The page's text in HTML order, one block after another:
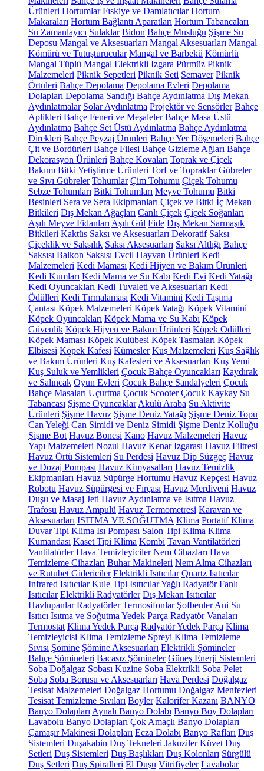
Ürünleri Hortumlar Fıskiye ve Damlatıcılar Hortum
Makaraları Hortum Bağlantı Aparatları Hortum Tabancaları
Su Zamanlayıcı Sulaklar Bidon Bahçe Musluğu Şişme Su
Deposu Mangal ve Aksesuarları Mangal Aksesuarları Mangal
Kömürü ve Tutuşturucular Mangal ve Barbekü Kömürlü
Mangal Tüplü Mangal Elektrikli Izgara Pürmüz Piknik
Malzemeleri Piknik Sepetleri Piknik Seti Semaver Piknik
Örtüleri Bahçe Depolama Depolama Evleri Depolama
Dolapları Depolama Sandığı Bahçe Aydınlatma Dış Mekan
Aydınlatmalar Solar Aydınlatma Projektör ve Sensörler Bahçe
Aplikleri Bahçe Feneri ve Meşaleler Bahçe Masa Üstü
Aydınlatma Bahçe Set Üstü Aydınlatma Bahçe Aydınlatma
Direkleri Bahçe Peyzaj Ürünleri Bahçe Yer Döşemeleri Bahçe
Çit ve Bordürleri Bahçe Filesi Bahçe Gizleme Ağları Bahçe
Dekorasyon Ürünleri Bahçe Kovaları Toprak ve Çiçek
Bakımı Bitki Yetiştirme Ürünleri Torf ve Topraklar Gübreler
ve Sıvı Gübreler Tohumlar Çim Tohumu Çiçek Tohumu
Sebze Tohumları Bitki Tohumları Meyve Tohumu Bitki
Besinleri Sera ve Sera Ekipmanları Çiçek ve Bitki İç Mekan
Bitkileri Dış Mekan Ağaçları Canlı Çiçek Çiçek Soğanları
Aşılı Meyve Fidanları Aşılı Gül Fide Dış Mekan Sarmaşık
Bitkileri Kaktüs Saksı ve Aksesuarları Dekoratif Saksı
Çiçeklik ve Saksılık Saksı Aksesuarları Saksı Altlığı Bahçe
Saksısı Balkon Saksısı Evcil Hayvan Ürünleri Kedi
Malzemeleri Kedi Maması Kedi Hijyen ve Bakım Ürünleri
Kedi Kumları Kedi Mama ve Su Kabı Kedi Evi Kedi Yatağı
Kedi Oyuncakları Kedi Tuvaleti ve Aksesuarları Kedi
Ödülleri Kedi Tırmalaması Kedi Vitamini Kedi Taşıma
Çantası Köpek Malzemeleri Köpek Yatağı Köpek Vitamini
Köpek Oyuncakları Köpek Mama ve Su Kabı Köpek
Güvenlik Köpek Hijyen ve Bakım Ürünleri Köpek Ödülleri
Köpek Maması Köpek Kulübesi Köpek Tasmaları Köpek
Elbisesi Köpek Kafesi Kümesler Kuş Malzemeleri Kuş Sağlık
ve Bakım Ürünleri Kuş Kafesleri ve Aksesuarları Kuş Yemi
Kuş Suluk ve Yemlikleri Çocuk Bahçe Oyuncakları Kaydırak
ve Salıncak Oyun Evleri Çocuk Bahçe Sandalyeleri Çocuk
Bahçe Masaları Uçurtma Çocuk Scooter Çocuk Kaykay Su
Tabancası Şişme Oyuncaklar Akülü Araba Su Aktivite
Ürünleri Şişme Havuz Şişme Deniz Yatağı Şişme Deniz Topu
Can Yeleği Can Simidi ve Deniz Simidi Şişme Deniz Kolluğu
Şişme Bot Havuz Bonesi Kano Havuz Malzemeleri Havuz
Yapı Malzemeleri Nozul Havuz Kenar Izgarası Havuz Filtresi
Havuz Örtü Sistemleri Su Perdesi Havuz Dip Süzgeç Havuz
ve Dozaj Pompası Havuz Kimyasalları Havuz Temizlik
Ekipmanları Havuz Süpürge Hortumu Havuz Kepçesi Havuz
Robotu Havuz Süpürgesi ve Fırçası Havuz Merdiveni Havuz
Duşu ve Masaj Jeti Havuz Aydınlatma ve Isıtma Havuz
Trafosu Havuz Ampulü Havuz Termometresi Karavan ve
Aksesuarları ISITMA VE SOĞUTMA Klima Portatif Klima
Duvar Tipi Klima Isı Pompası Salon Tipi Klima Klima
Kumandası Kaset Tipi Klima Kombi Tavan Vantilatörleri
Vantilatörler Hava Temizleyiciler Nem Cihazları Hava
Temizleme Cihazları Buhar Makineleri Nem Alma Cihazları
ve Rutubet Gidericiler Elektrikli Isıtıcılar Quartz Isıtıcılar
Infrared Isıtıcılar Kule Tipi IsıtıcılarYağlı Radyatör Fanlı
Isıtıcılar Elektrikli Radyatörler Dış Mekan Isıtıcılar
Havlupanlar Radyatörler Termosifonlar Şofbenler Ani Su
Isıtıcı Isıtma ve Soğutma Yedek Parça Radyatör Vanaları
Termostat Klima Yedek Parça Radyatör Yedek Parça Klima
Temizleyicisi Klima Temizleme Spreyi Klima Temizleme
Sıvısı Şömine Şömine Aksesuarları Elektrikli Şömineler
Bahçe Şömineleri Bacasız Şömineler Güneş Enerji Sistemleri
Soba Doğalgaz Sobası Kuzine Soba Elektrikli Soba Pelet
Soba Soba Borusu ve Aksesuarları Hava Perdesi Doğalgaz
Tesisat Malzemeleri Doğalgaz Hortumu Doğalgaz Menfezleri
Tesisat Temizleme Sıvıları Boyler Kalorifer Kazanı BANYO
Banyo Dolapları Aynalı Banyo Dolabı Banyo Boy Dolapları
Lavabolu Banyo Dolapları Çok Amaçlı Banyo Dolapları
Çamaşır Makinesi Dolapları Ecza Dolabı Banyo Rafları Duş
Sistemleri Duşakabin Duş Tekneleri Jakuziler Küvet Duş
Setleri Duş Sistemleri Duş Başlıkları Duş Kolonları Sürgülü
Duş Setleri Duş Spiralleri El Duşu Vitrifiyeler Lavabolar